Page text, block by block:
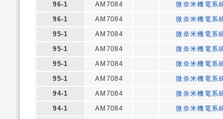
96-1
AM7084
微奈米機電系
96-1
AM7084
微奈米機電系
95-1
AM7084
微奈米機電系
95-1
AM7084
微奈米機電系
95-1
AM7084
微奈米機電系
95-1
AM7084
微奈米機電系
94-1
AM7084
微奈米機電系
94-1
AM7084
微奈米機電系